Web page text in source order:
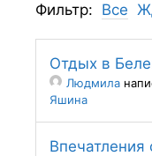
Фильтр: Все
Отдых в
Людмила
Яшина
Впечатления